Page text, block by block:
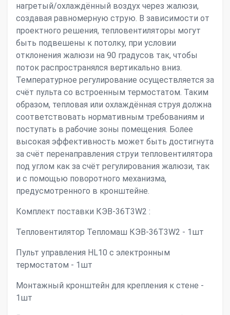
нагретый/охлаждённый воздух через жалюзи,
создавая равномерную струю. В зависимости от
проектного решения, тепловентиляторы могут
быть подвешены к потолку, при условии
отклонения жалюзи на 90 градусов так, чтобы
поток распространялся вертикально вниз.
Температурное регулирование осуществляется за
счёт пульта со встроенным термостатом. Таким
образом, тепловая или охлаждённая струя должна
соответствовать нормативным требованиям и
поступать в рабочие зоны помещения. Более
высокая эффективность может быть достигнута
за счёт перенаправления струи тепловентилятора
под углом как за счёт регулирования жалюзи, так
и с помощью поворотного механизма,
предусмотренного в кронштейне.
Комплект поставки КЭВ-36Т3W2 :
Тепловентилятор Тепломаш КЭВ-36Т3W2 - 1шт
Пульт управления HL10 с электронным
термостатом - 1шт
Монтажный кронштейн для крепления к стене -
1шт